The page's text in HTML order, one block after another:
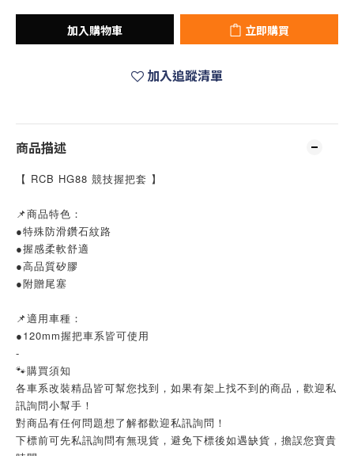
加入購物車 立即購買
加入追蹤清單
商品描述
【 RCB HG88 競技握把套 】
📌商品特色：
●特殊防滑鑽石紋路
●握感柔軟舒適
●高品質矽膠
●附贈尾塞
📌適用車種：
●120mm握把車系皆可使用
-
🐾購買須知
各車系改裝精品皆可幫您找到，如果有架上找不到的商品，歡迎私
訊詢問小幫手！
對商品有任何問題想了解都歡迎私訊詢問！
下標前可先私訊詢問有無現貨，避免下標後如遇缺貨，擔誤您寶貴